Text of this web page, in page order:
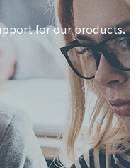
for our products.